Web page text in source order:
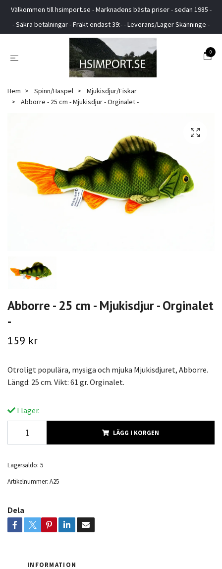
Välkommen till hsimport.se - Marknadens bästa priser - sedan 1985 -
- Säkra betalningar - Frakt endast 39:- - Leverans/Lager Skänninge -
0
Hem Spinn/Haspel
Mjukisdjur/Fiskar
Abborre - 25 cm - Mjukisdjur - Orginalet -
Abborre - 25 cm - Mjukisdjur - Orginalet
-
159 kr
Otroligt populära, mysiga och mjuka Mjukisdjuret, Abborre.
Längd: 25 cm. Vikt: 61 gr. Orginalet.
I lager.
LÄGG I KORGEN
Lagersaldo: 5
Artikelnummer: A25
Dela
INFORMATION